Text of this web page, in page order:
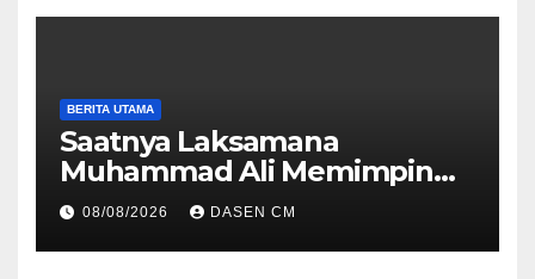
BERITA UTAMA
Saatnya Laksamana
Muhammad Ali Memimpin
TNI: Menjaga Keseimbangan
Politik dan Soliditas
Antarmatra
08/08/2026 DASEN CM